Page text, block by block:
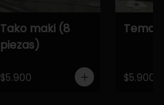
Tako maki (8
piezas)
$5.900 $5.900